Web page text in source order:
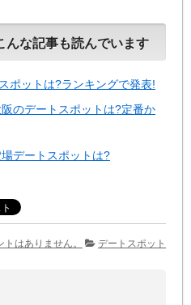
んな記事も読んでいます
ポットは?ランキングで発表!
のデートスポットは?定番か
デートスポットは?
トはありません。 デートスポット